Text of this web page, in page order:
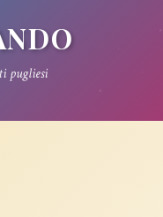
pugliesi